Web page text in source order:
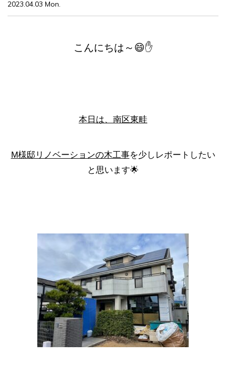
2023.04.03 Mon.
こんにちは～😄✋
本日は、南区東畦
M様邸リノベーションの木工事を少しレポートしたい
と思います🌟